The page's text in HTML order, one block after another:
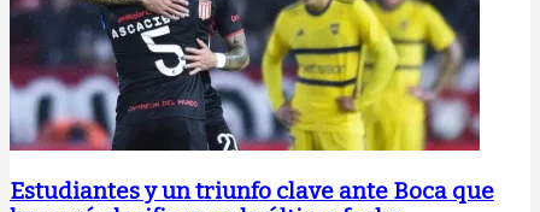
Estudiantes y un triunfo clave ante Boca que